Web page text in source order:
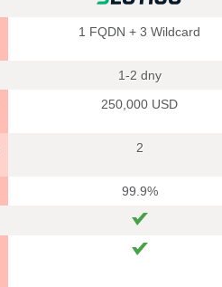
1 FQDN + 3 Wildcard
1-2 dny
250,000 USD
2
99.9%